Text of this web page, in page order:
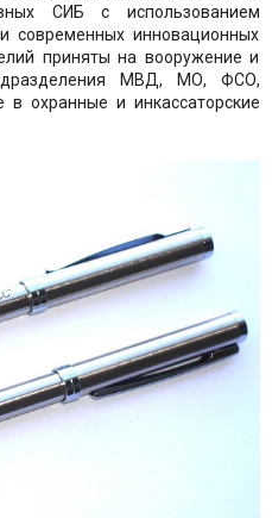
СИБ с использованием
современных инновационных
приняты на вооружение и
МВД, МО, ФСО,
охранные и инкассаторские